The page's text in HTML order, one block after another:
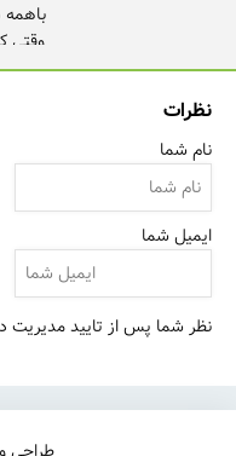
منم تا
نظرات
نام شما
ایمیل شما
نظر شما پس از تایید